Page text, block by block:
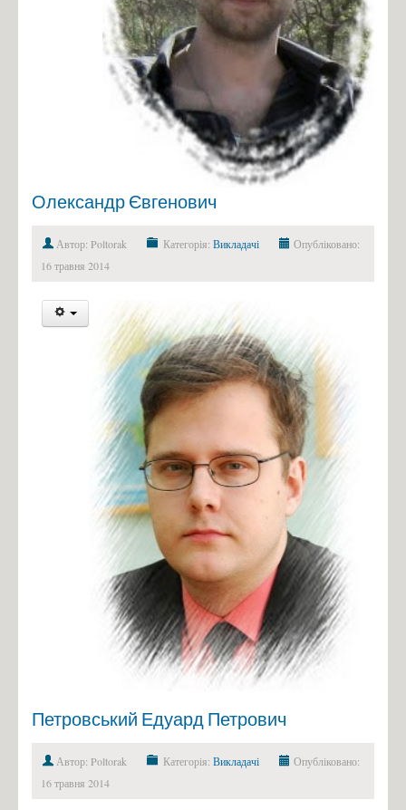
Олександр Євгенович
Автор: Poltorak Категорія: Викладачі
Опубліковано:
16 травня 2014
Петровський Едуард Петрович
Автор: Poltorak Категорія: Викладачі
Опубліковано:
16 травня 2014